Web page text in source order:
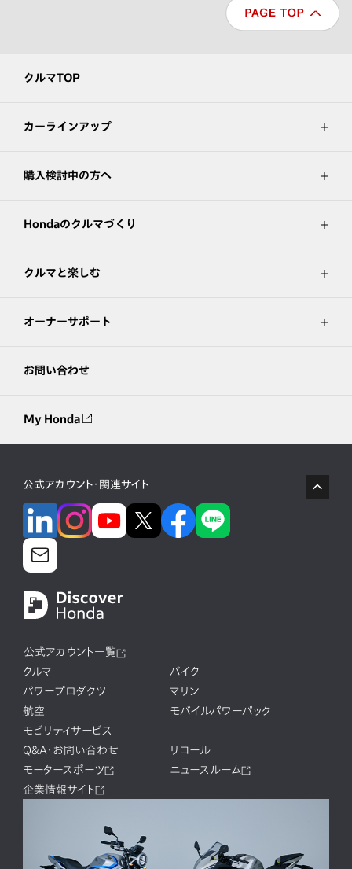
クルマTOP
カーラインアップ
購入検討中の方へ
Hondaのクルマづくり
クルマと楽しむ
オーナーサポート
お問い合わせ
My Honda
公式アカウント・関連サイト
公式アカウント一覧
クルマ
バイク
パワープロダクツ
マリン
航空
モバイルパワーパック
モビリティサービス
Q&A・お問い合わせ
リコール
モータースポーツ
ニュースルーム
企業情報サイト